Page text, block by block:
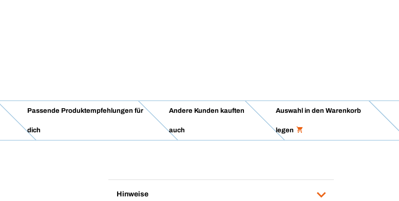
Passende Produktempfehlungen für
dich
Andere Kunden kauften
auch
Auswahl in den Warenkorb
legen
Hinweise